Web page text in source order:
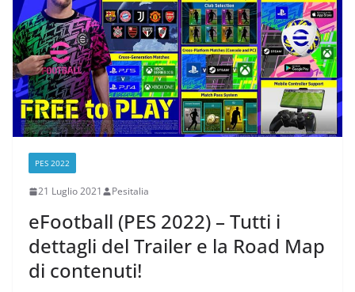
PES 2022
21 Luglio 2021 Pesitalia
eFootball (PES 2022) – Tutti i
dettagli del Trailer e la Road Map
di contenuti!